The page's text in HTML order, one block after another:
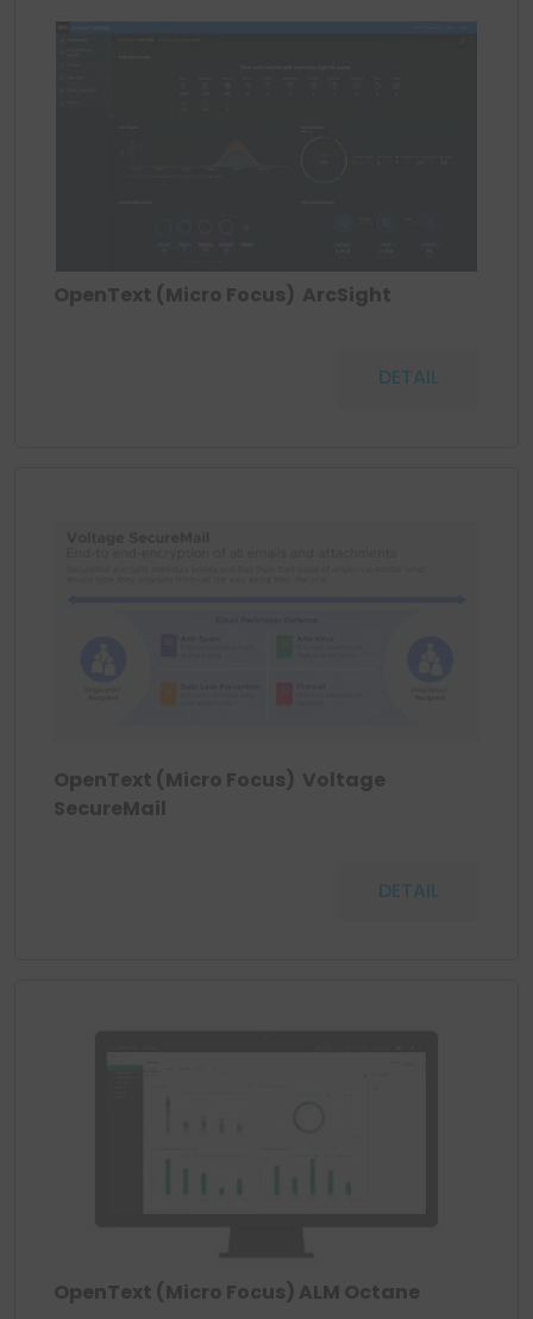
OpenText (Micro Focus) ArcSight
DETAIL
OpenText (Micro Focus) Voltage
SecureMail
DETAIL
OpenText (Micro Focus) ALM Octane